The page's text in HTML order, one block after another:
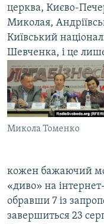
церква, Києво-
Миколая,
Київський
Шевченка, і це лише
Микола Томенко
кожен бажаючий
«диво» на
обравши 7 із
завершиться 23